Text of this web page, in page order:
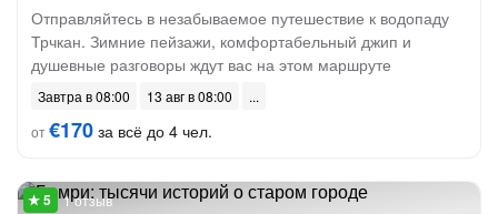
Отправляйтесь в незабываемое путешествие к водопаду
Трчкан. Зимние пейзажи, комфортабельный джип и
душевные разговоры ждут вас на этом маршруте
Завтра в 08:00
13 авг в 08:00
от€170 за всё до 4 чел.
1 отзыв